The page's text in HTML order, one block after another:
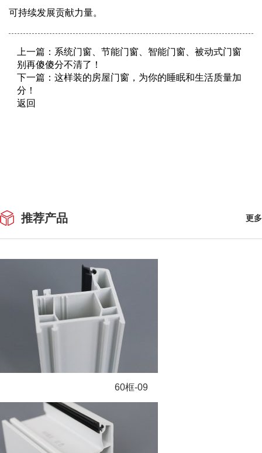
可持续发展贡献力量。
上一篇： 系统门窗、节能门窗、智能门窗、被动式门窗
别再傻傻分不清了！
下一篇： 这样装的房屋门窗，为你的睡眠和生活质量加
分！
返回
推荐产品 更多
60框-09